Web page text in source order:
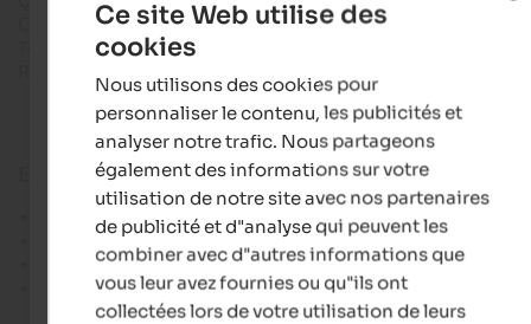
Températures
13°30°
Explication
Improbabletrès faible probabilité
possiblefaible probabilité
probableprobabilité moyenne
très probableforte probabilité
Ce site Web utilise des
cookies
Nous utilisons des cookies pour
personnaliser le contenu, les publicités et
analyser notre trafic. Nous partageons
également des informations sur votre
utilisation de notre site avec nos partenaires
de publicité et d"analyse qui peuvent les
combiner avec d"autres informations que
vous leur avez fournies ou qu"ils ont
collectées lors de votre utilisation de leurs